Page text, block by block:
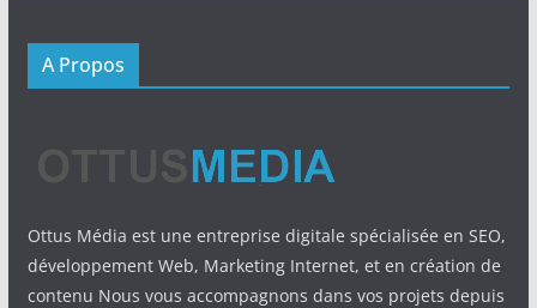
A Propos
Ottus Média est une entreprise digitale spécialisée en SEO,
développement Web, Marketing Internet, et en création de
contenu Nous vous accompagnons dans vos projets depuis